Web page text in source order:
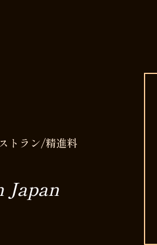
トラン/精進料
Japan